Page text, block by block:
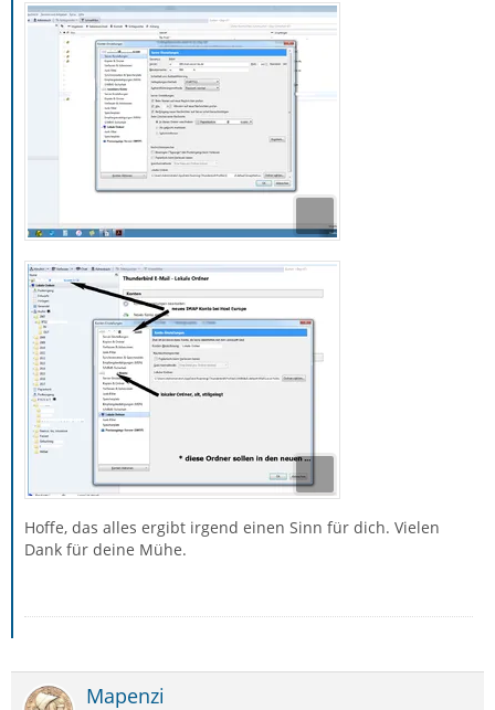
Hoffe, das alles ergibt irgend einen Sinn für dich. Vielen
Dank für deine Mühe.
Mapenzi